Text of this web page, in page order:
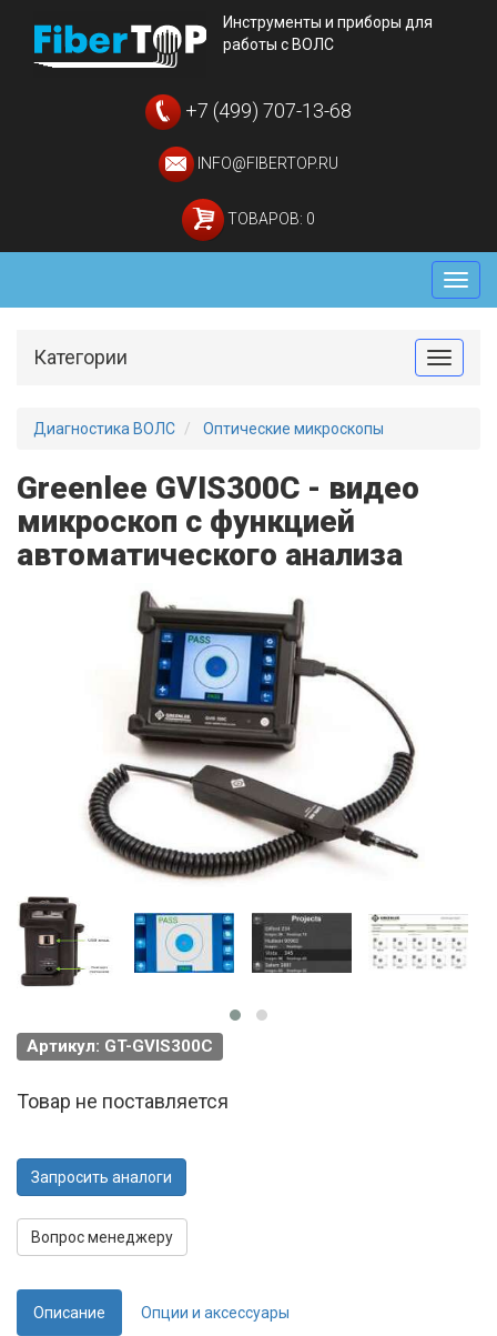
Инструменты и приборы для
работы с ВОЛС
+7 (499) 707-13-68
INFO@FIBERTOP.RU
ТОВАРОВ: 0
Меню
Toggle
Категории
Диагностика ВОЛС Оптические микроскопы
Greenlee GVIS300C - видео
микроскоп с функцией
автоматического анализа
Артикул: GT-GVIS300C
Товар не поставляется
Запросить аналоги
Вопрос менеджеру
Описание Опции и аксессуары